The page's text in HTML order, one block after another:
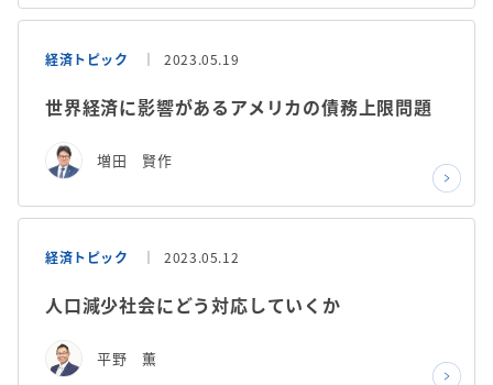
経済トピック 2023.05.19
世界経済に影響があるアメリカの債務上限問題
増田 賢作
経済トピック 2023.05.12
人口減少社会にどう対応していくか
平野 薫